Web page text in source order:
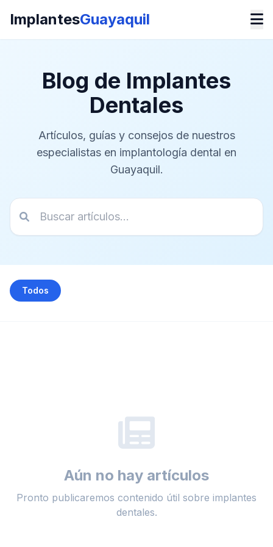
ImplantesGuayaquil
Blog de Implantes
Dentales
Artículos, guías y consejos de nuestros
especialistas en implantología dental en
Guayaquil.
Todos
Aún no hay artículos
Pronto publicaremos contenido útil sobre implantes
dentales.